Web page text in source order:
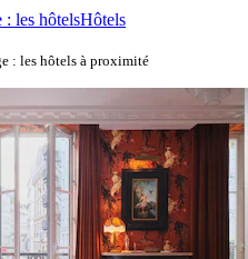
: les hôtelsHôtels
: les hôtels à proximité